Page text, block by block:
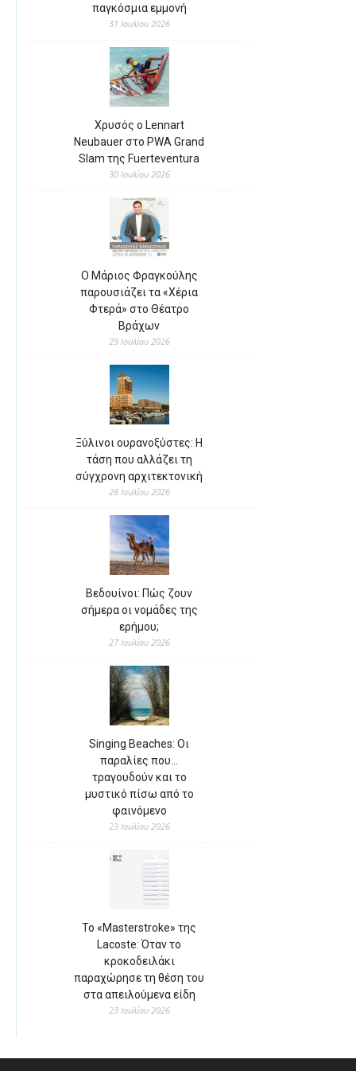
παγκόσμια εμμονή
31 Ιουλίου 2026
Χρυσός ο Lennart
Neubauer στο PWA Grand
Slam της Fuerteventura
30 Ιουλίου 2026
Ο Μάριος Φραγκούλης
παρουσιάζει τα «Χέρια
Φτερά» στο Θέατρο
Βράχων
29 Ιουλίου 2026
Ξύλινοι ουρανοξύστες: Η
τάση που αλλάζει τη
σύγχρονη αρχιτεκτονική
28 Ιουλίου 2026
Βεδουίνοι: Πώς ζουν
σήμερα οι νομάδες της
ερήμου;
27 Ιουλίου 2026
Singing Beaches: Οι
παραλίες που…
τραγουδούν και το
μυστικό πίσω από το
φαινόμενο
23 Ιουλίου 2026
Το «Masterstroke» της
Lacoste: Όταν το
κροκοδειλάκι
παραχώρησε τη θέση του
στα απειλούμενα είδη
23 Ιουλίου 2026